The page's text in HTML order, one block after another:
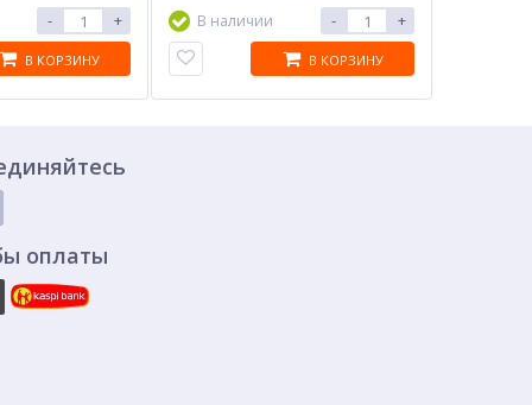
- +
В КОРЗИНУ
В наличии
- +
В КОРЗИНУ
оплаты